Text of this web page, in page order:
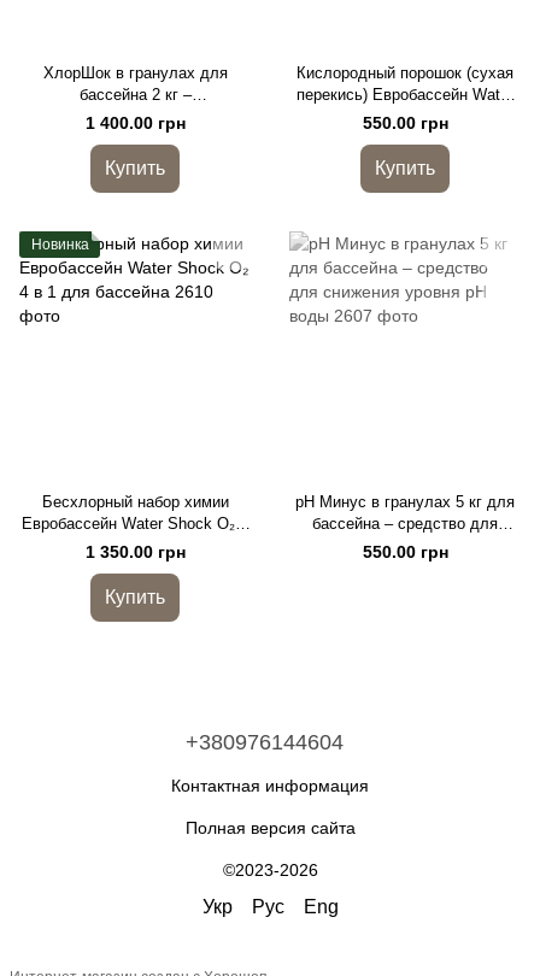
ХлорШок в гранулах для
бассейна 2 кг –
быстродействующий шок-хлор
для ударной дезинфекции
воды
1 400.00 грн
Купить
Кислородный порошок (сухая
перекись) Евробассейн Water
Shock O₂ 1 кг для бесхлорной
дезинфекции бассейна
550.00 грн
Купить
Новинка
Бесхлорный набор химии
Евробассейн Water Shock O₂ 4
в 1 для бассейна
1 350.00 грн
Купить
pH Минус в гранулах 5 кг для
бассейна – средство для
снижения уровня pH воды
550.00 грн
+380976144604
Контактная информация
Полная версия сайта
©2023-2026
Укр Рус Eng